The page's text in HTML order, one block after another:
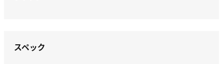
スペック